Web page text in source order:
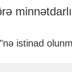
istinad